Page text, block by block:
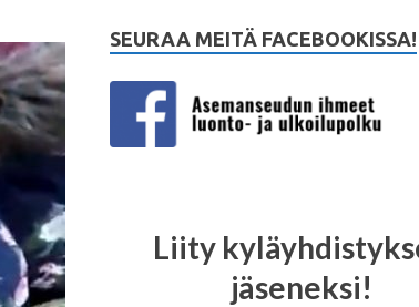
SEURAA MEITÄ FACEBOOKISSA!
Liity
jäseneksi!